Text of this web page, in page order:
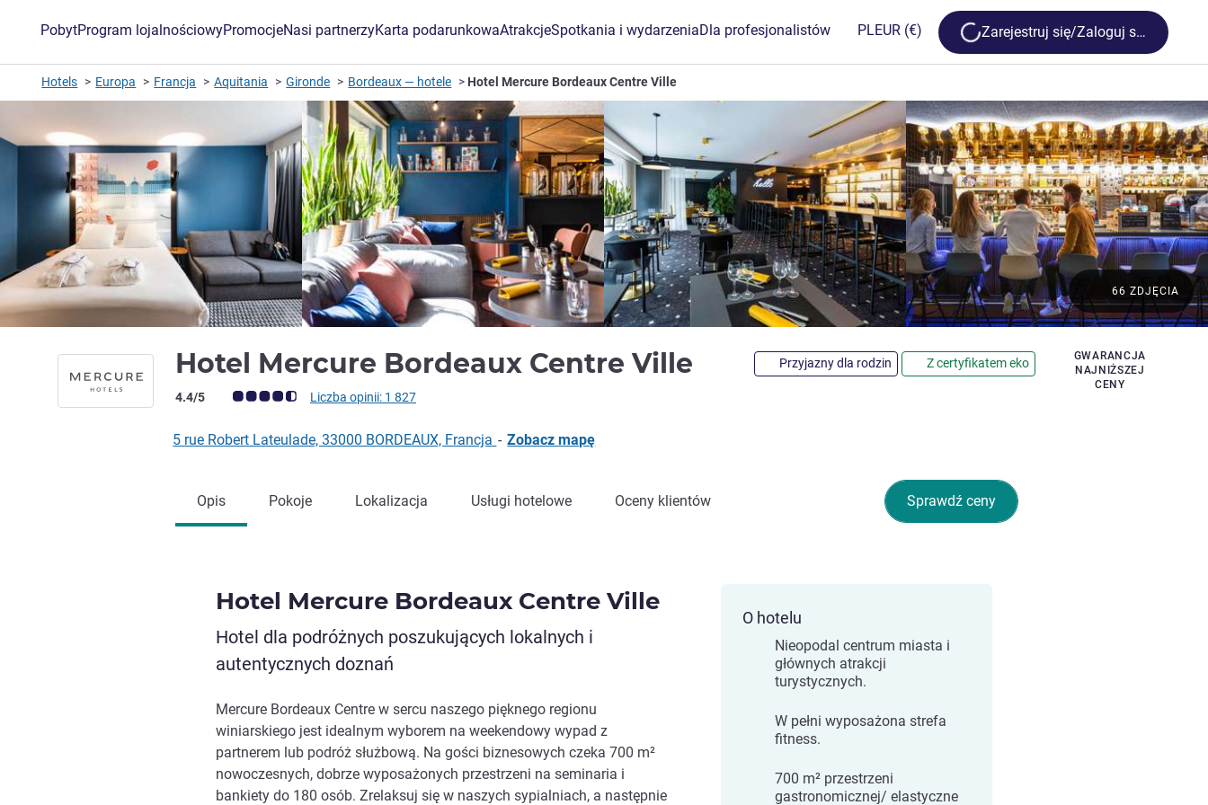
PobytProgram lojalnościowyPromocjeNasi partnerzyKarta podarunkowaAtrakcjeSpotkania i wydarzeniaDla profesjonalistów PLEUR (€) Loading...
Zarejestruj się/Zaloguj się
Hotels Europa Francja Aquitania Gironde Bordeaux — hotele Hotel Mercure Bordeaux Centre Ville
Hotel Mercure Bordeaux Centre Ville 4 gwiazdki
Przyjazny dla rodzin Z certyfikatem eko
Ocena klientów (Ocena ALL)
4.4/5 Liczba opinii: 1 827
GWARANCJA
NAJNIŻSZEJ
CENY
66 ZDJĘCIA
5 rue Robert Lateulade, 33000 BORDEAUX, Francja - Zobacz mapę
Sprawdź ceny
Opis Pokoje Lokalizacja Usługi hotelowe Oceny klientów
Hotel Mercure Bordeaux Centre Ville
Hotel dla podróżnych poszukujących lokalnych i
autentycznych doznań
Mercure Bordeaux Centre w sercu naszego pięknego regionu
winiarskiego jest idealnym wyborem na weekendowy wypad z
partnerem lub podróż służbową. Na gości biznesowych czeka 700 m²
nowoczesnych, dobrze wyposażonych przestrzeni na seminaria i
bankiety do 180 osób. Zrelaksuj się w naszych sypialniach, a następnie
O hotelu
Nieopodal centrum miasta i
głównych atrakcji
turystycznych.
W pełni wyposażona strefa
fitness.
700 m² przestrzeni
gastronomicznej/ elastyczne